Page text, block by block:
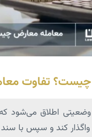
تفاوت
اطلاق می‌شود
کند و سپس با سند